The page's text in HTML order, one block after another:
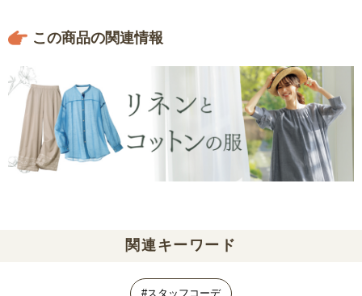
この商品の関連情報
関連キーワード
#スタッフコーデ